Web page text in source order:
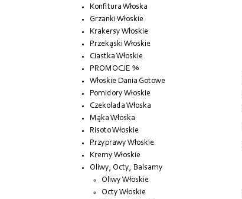
Konfitura Włoska
Grzanki Włoskie
Krakersy Włoskie
Przekąski Włoskie
Ciastka Włoskie
PROMOCJE %
Włoskie Dania Gotowe
Pomidory Włoskie
Czekolada Włoska
Mąka Włoska
Risoto Włoskie
Przyprawy Włoskie
Kremy Włoskie
Oliwy, Octy, Balsamy
Oliwy Włoskie
Octy Włoskie